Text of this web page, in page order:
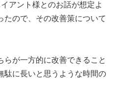
アント様とのお話が想定よ
たので、その改善策について
が一方的に改善できること
駄に長いと思うような時間の